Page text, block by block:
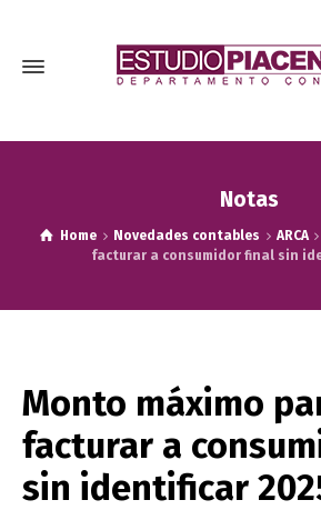
Notas
Home Novedades contables ARCA
facturar a consumidor final sin
Monto máximo
facturar a
sin identificar